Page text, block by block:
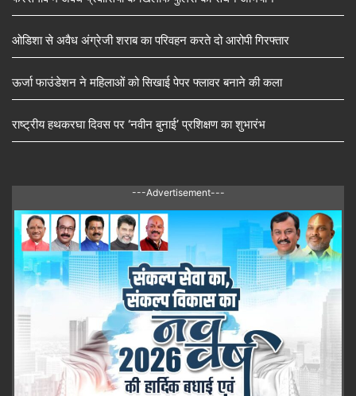
ओडिशा से अवैध अंग्रेजी शराब का परिवहन करते दो आरोपी गिरफ्तार
ऊर्जा फाउंडेशन ने महिलाओं को सिखाई पेपर फ्लावर बनाने की कला
राष्ट्रीय हथकरघा दिवस पर ‘नवीन बुनाई’ प्रशिक्षण का शुभारंभ
---Advertisement---